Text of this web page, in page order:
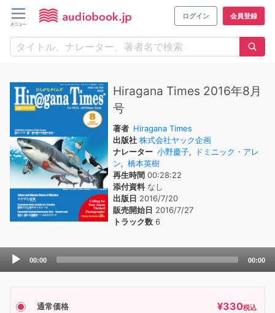
ログイン 会員登録
Hiragana Times 2016年8月
号
著者 Hiragana Times
出版社 株式会社ヤック企画
ナレーター 小野慶子,
ドミニック・アレ
ン, 橋本英樹
再生時間 00:28:22
添付資料なし
出版日 2016/7/20
販売開始日 2016/7/27
トラック数 6
Audio
00:00 00:00
通常価格 ¥330税込